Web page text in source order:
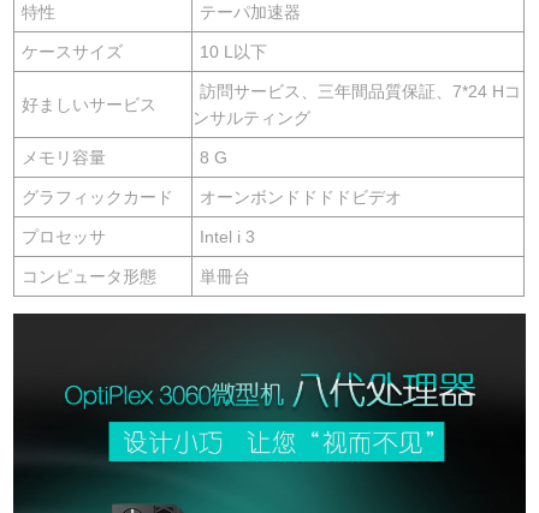
特性 テーパ加速器
ケースサイズ 10 L以下
好ましいサービス
訪問サービス、三年間品質保証、7*24 Hコ
ンサルティング
メモリ容量 8 G
グラフィックカード オーンボンドドドドビデオ
プロセッサ Intel i 3
コンピュータ形態 単冊台